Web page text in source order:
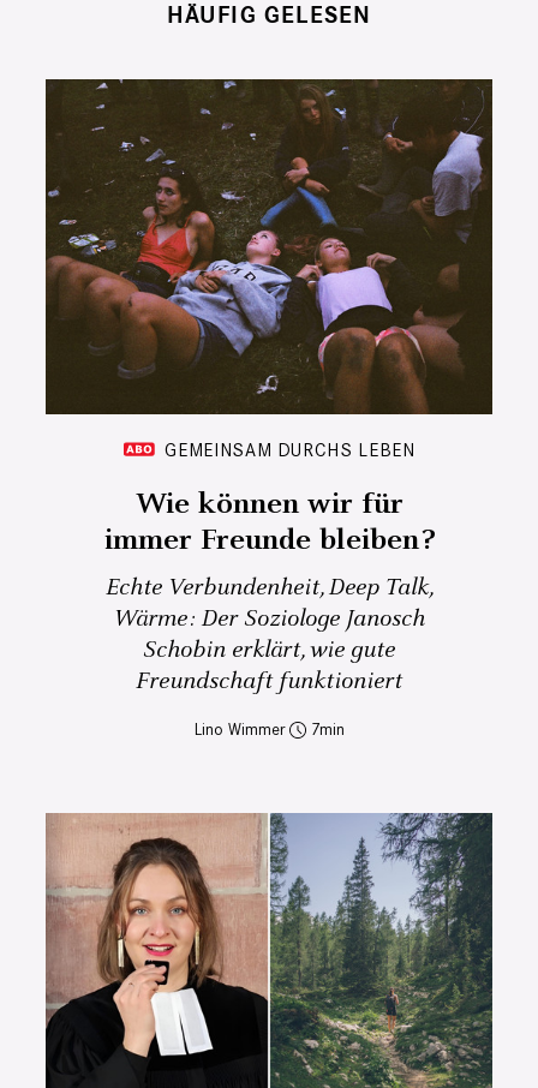
HÄUFIG GELESEN
GEMEINSAM DURCHS LEBEN
Wie können wir für
immer Freunde bleiben?
Echte Verbundenheit, Deep Talk,
Wärme: Der Soziologe Janosch
Schobin erklärt, wie gute
Freundschaft funktioniert
Lino Wimmer 7